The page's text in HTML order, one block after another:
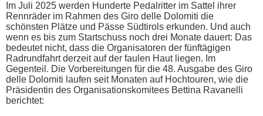
Im Juli 2025 werden Hunderte Pedalritter im Sattel ihrer
Rennräder im Rahmen des Giro delle Dolomiti die
schönsten Plätze und Pässe Südtirols erkunden. Und auch
wenn es bis zum Startschuss noch drei Monate dauert: Das
bedeutet nicht, dass die Organisatoren der fünftägigen
Radrundfahrt derzeit auf der faulen Haut liegen. Im
Gegenteil. Die Vorbereitungen für die 48. Ausgabe des Giro
delle Dolomiti laufen seit Monaten auf Hochtouren, wie die
Präsidentin des Organisationskomitees Bettina Ravanelli
berichtet: